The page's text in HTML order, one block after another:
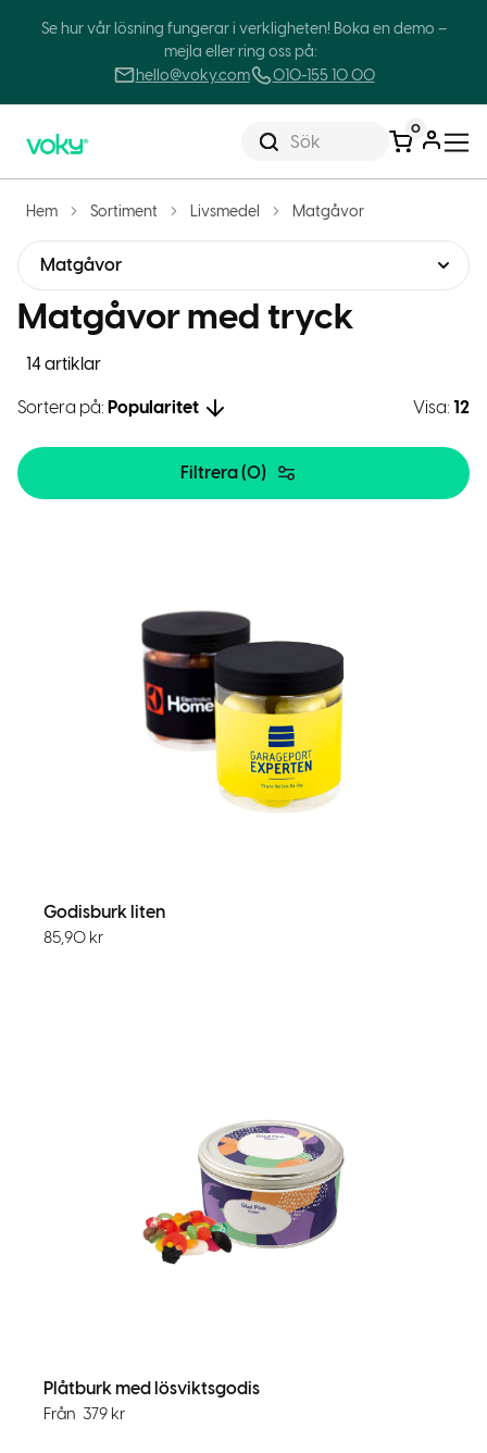
Se hur vår lösning fungerar i verkligheten! Boka en demo –
mejla eller ring oss på:
hello@voky.com
010-155 10 00
Sök
0
Hem Sortiment Livsmedel Matgåvor
Matgåvor
14 artiklar
Matgåvor med tryck
Sortera på: Popularitet Visa: 12
Filtrera (0)
Godisburk liten
85,90 kr
Plåtburk med lösviktsgodis
Från 379 kr